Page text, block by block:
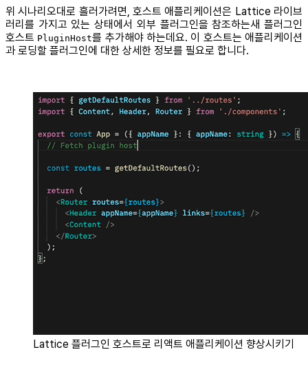
위 시나리오대로 흘러가려면, 호스트 애플리케이션은 Lattice 라이브
러리를 가지고 있는 상태에서 외부 플러그인을 참조하는새 플러그인
호스트 PluginHost를 추가해야 하는데요. 이 호스트는 애플리케이션
과 로딩할 플러그인에 대한 상세한 정보를 필요로 합니다.
Lattice 플러그인 호스트로 리액트 애플리케이션 향상시키기